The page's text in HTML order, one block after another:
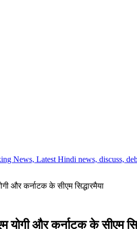
और कर्नाटक के सीएम सिद्धारमैया
और कर्नाटक के सीएम